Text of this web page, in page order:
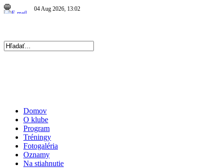
04 Aug 2026, 13:02
Domov
O klube
Program
Tréningy
Fotogaléria
Oznamy
Na stiahnutie